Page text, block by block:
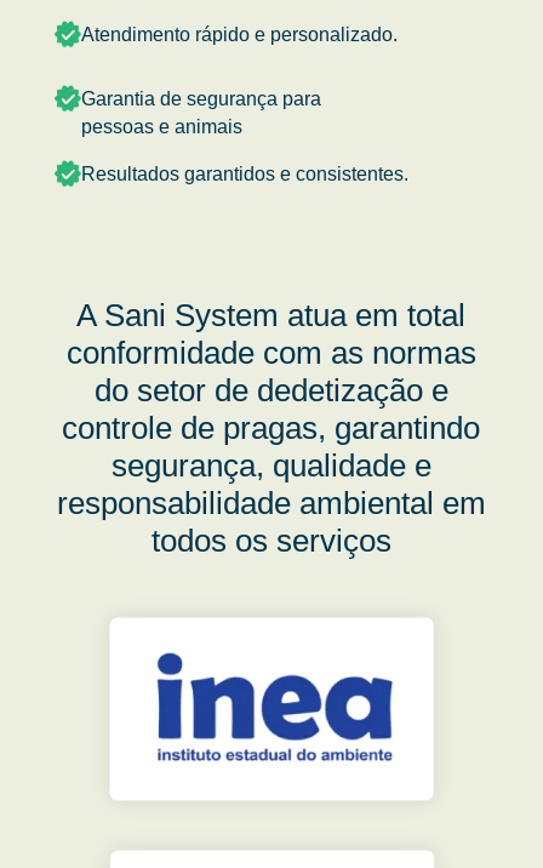
Atendimento rápido e personalizado.
Garantia de segurança para
pessoas e animais
Resultados garantidos e consistentes.
A Sani System atua em total
conformidade com as normas
do setor de dedetização e
controle de pragas, garantindo
segurança, qualidade e
responsabilidade ambiental em
todos os serviços